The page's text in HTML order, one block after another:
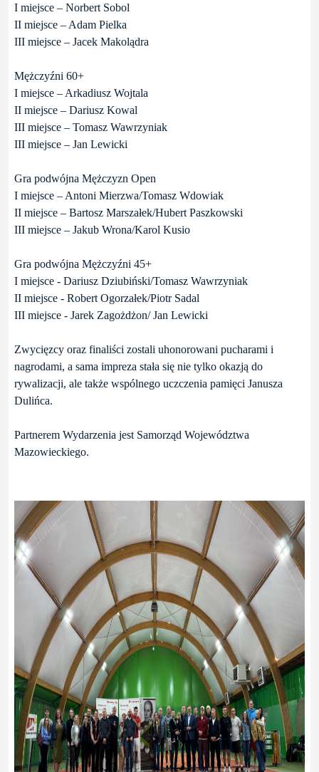
I miejsce – Norbert Sobol
II miejsce – Adam Pielka
III miejsce – Jacek Makolądra
Mężczyźni 60+
I miejsce – Arkadiusz Wojtala
II miejsce – Dariusz Kowal
III miejsce – Tomasz Wawrzyniak
III miejsce – Jan Lewicki
Gra podwójna Mężczyzn Open
I miejsce – Antoni Mierzwa/Tomasz Wdowiak
II miejsce – Bartosz Marszałek/Hubert Paszkowski
III miejsce – Jakub Wrona/Karol Kusio
Gra podwójna Mężczyźni 45+
I miejsce - Dariusz Dziubiński/Tomasz Wawrzyniak
II miejsce - Robert Ogorzałek/Piotr Sadal
III miejsce - Jarek Zagożdżon/ Jan Lewicki
Zwycięzcy oraz finaliści zostali uhonorowani pucharami i
nagrodami, a sama impreza stała się nie tylko okazją do
rywalizacji, ale także wspólnego uczczenia pamięci Janusza
Dulińca.
Partnerem Wydarzenia jest Samorząd Województwa
Mazowieckiego.